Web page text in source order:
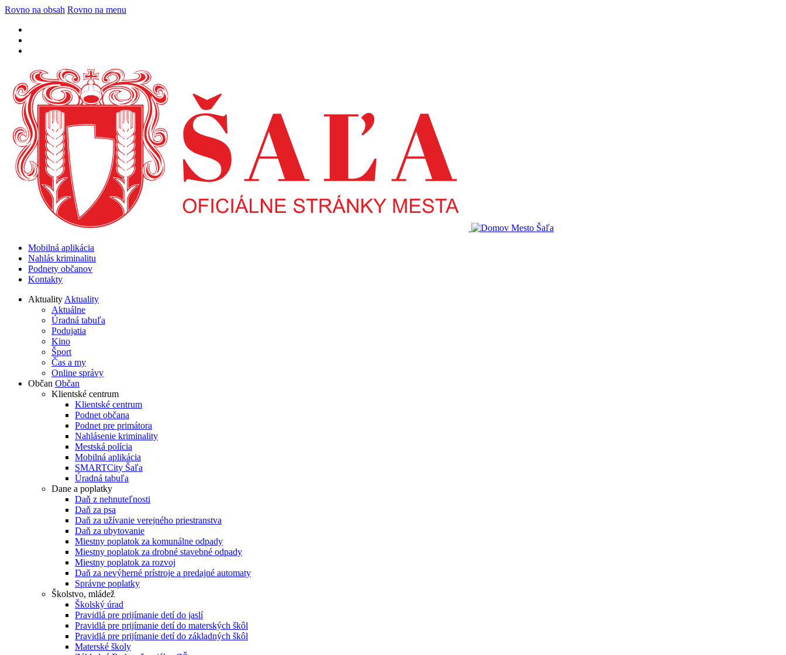
Rovno na obsah Rovno na menu
Mobilná aplikácia
Nahlás kriminalitu
Podnety občanov
Kontakty
AktualityAktuality
Aktuálne
Úradná tabuľa
Podujatia
Kino
Šport
Čas a my
Online správy
Občan Občan
Klientské centrum
Klientské centrum
Podnet občana
Podnet pre primátora
Nahlásenie kriminality
Mestská polícia
Mobilná aplikácia
SMARTCity Šaľa
Úradná tabuľa
Dane a poplatky
Daň z nehnuteľnosti
Daň za psa
Daň za užívanie verejného priestranstva
Daň za ubytovanie
Miestny poplatok za komunálne odpady
Miestny poplatok za drobné stavebné odpady
Miestny poplatok za rozvoj
Daň za nevýherné prístroje a predajné automaty
Správne poplatky
Školstvo, mládež
Školský úrad
Pravidlá pre prijímanie detí do jaslí
Pravidlá pre prijímanie detí do materských škôl
Pravidlá pre prijímanie detí do základných škôl
Materské školy